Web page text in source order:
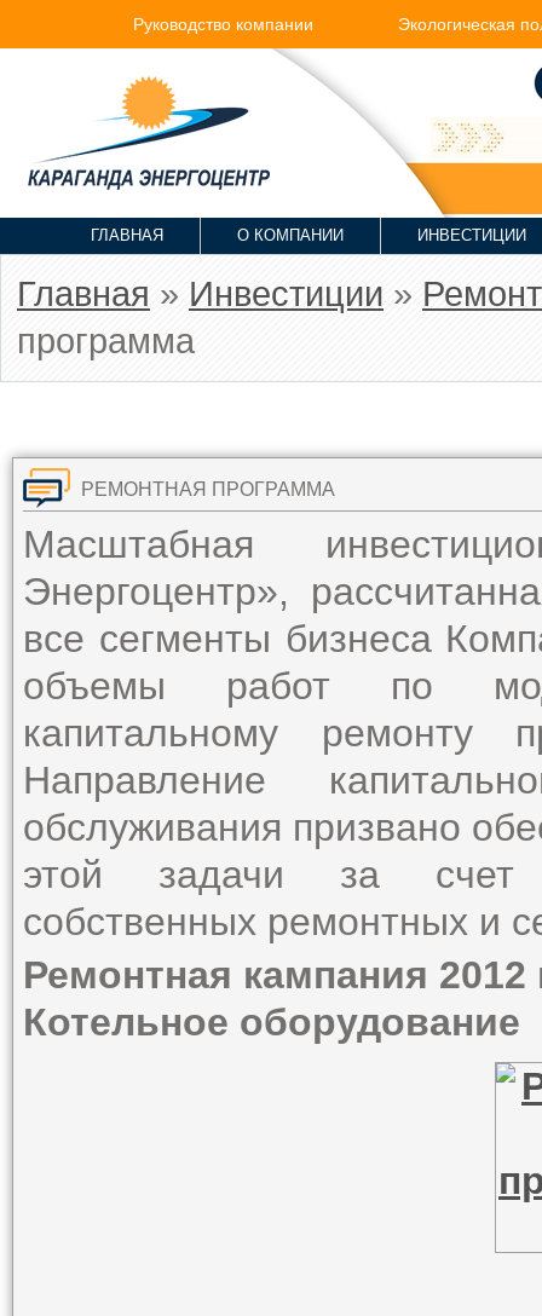
Руководство компании Экологическая
ГЛАВНАЯ О КОМПАНИИ ИНВЕСТИЦИИ
Главная » Инвестиции »
программа
РЕМОНТНАЯ ПРОГРАММА
Масштабная
Энергоцентр»,
все сегменты бизнеса
объемы работ по
капитальному ремонту
Направление
обслуживания призвано
этой задачи за счет
собственных ремонтных и
Ремонтная кампания 2012
Котельное оборудование